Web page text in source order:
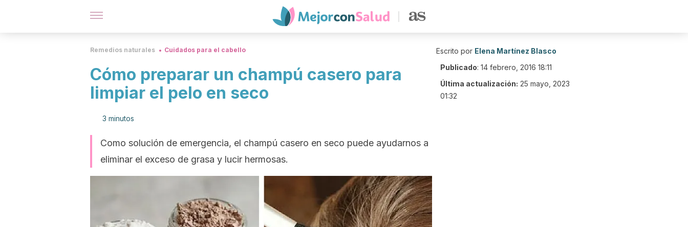
Remedios naturales Cuidados para el cabello
Cómo preparar un champú casero para
limpiar el pelo en seco
3 minutos
Como solución de emergencia, el champú casero en seco puede ayudarnos a
eliminar el exceso de grasa y lucir hermosas.
Escrito por Elena Martínez Blasco
Publicado: 14 febrero, 2016 18:11
Última actualización: 25 mayo, 2023
01:32